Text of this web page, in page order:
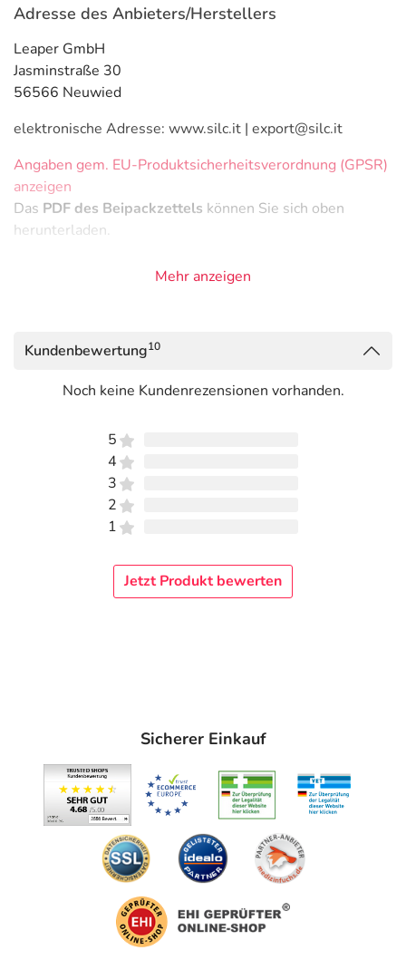
Adresse des Anbieters/Herstellers
Leaper GmbH
Jasminstraße 30
56566 Neuwied
elektronische Adresse: www.silc.it | export@silc.it
Angaben gem. EU-Produktsicherheitsverordnung (GPSR)
anzeigen
Das PDF des Beipackzettels können Sie sich oben
herunterladen.
Mehr anzeigen
Kundenbewertung10
Noch keine Kundenrezensionen vorhanden.
5
4
3
2
1
Jetzt Produkt bewerten
Sicherer Einkauf